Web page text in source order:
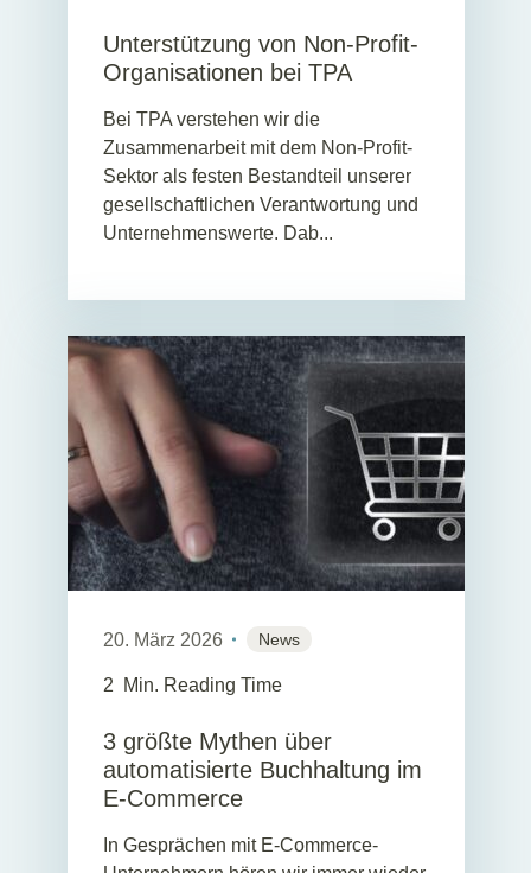
Unterstützung von Non-Profit-
Organisationen bei TPA
Bei TPA verstehen wir die
Zusammenarbeit mit dem Non-Profit-
Sektor als festen Bestandteil unserer
gesellschaftlichen Verantwortung und
Unternehmenswerte. Dab...
20. März 2026 News
2 Min. Reading Time
3 größte Mythen über
automatisierte Buchhaltung im
E-Commerce
In Gesprächen mit E-Commerce-